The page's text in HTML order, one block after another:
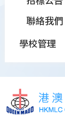
聯絡我們
學校管理